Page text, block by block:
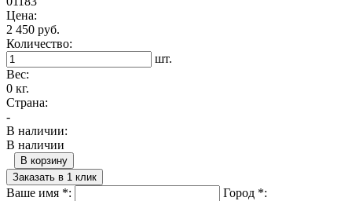
Цена:
2 450 руб.
Количество:
шт.
Вес:
0 кг.
Страна:
-
В наличии:
В наличии
В корзину
Заказать в 1 клик
Ваше имя *: Город *: